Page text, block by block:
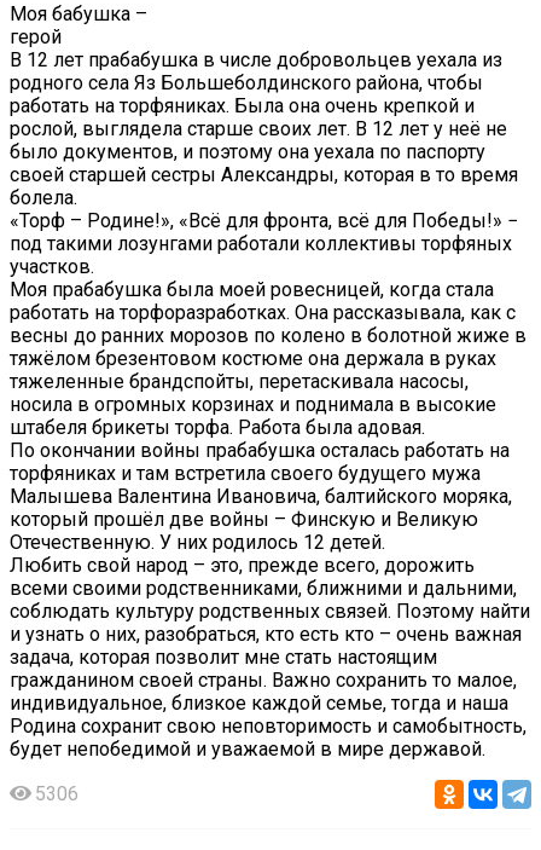
Моя бабушка –
герой
В 12 лет прабабушка в числе добровольцев уехала из
родного села Яз Большеболдинского района, чтобы
работать на торфяниках. Была она очень крепкой и
рослой, выглядела старше своих лет. В 12 лет у неё не
было документов, и поэтому она уехала по паспорту
своей старшей сестры Александры, которая в то время
болела.
«Торф – Родине!», «Всё для фронта, всё для Победы!» −
под такими лозунгами работали коллективы торфяных
участков.
Моя прабабушка была моей ровесницей, когда стала
работать на торфоразработках. Она рассказывала, как с
весны до ранних морозов по колено в болотной жиже в
тяжёлом брезентовом костюме она держала в руках
тяжеленные брандспойты, перетаскивала насосы,
носила в огромных корзинах и поднимала в высокие
штабеля брикеты торфа. Работа была адовая.
По окончании войны прабабушка осталась работать на
торфяниках и там встретила своего будущего мужа
Малышева Валентина Ивановича, балтийского моряка,
который прошёл две войны – Финскую и Великую
Отечественную. У них родилось 12 детей.
Любить свой народ – это, прежде всего, дорожить
всеми своими родственниками, ближними и дальними,
соблюдать культуру родственных связей. Поэтому найти
и узнать о них, разобраться, кто есть кто – очень важная
задача, которая позволит мне стать настоящим
гражданином своей страны. Важно сохранить то малое,
индивидуальное, близкое каждой семье, тогда и наша
Родина сохранит свою неповторимость и самобытность,
будет непобедимой и уважаемой в мире державой.
5306